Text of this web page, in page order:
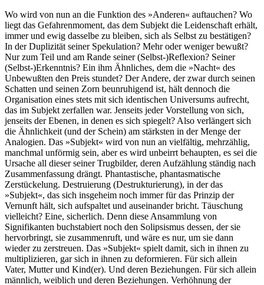
Wo wird von nun an die Funktion des »Anderen« auftauchen? Wo
liegt das Gefahrenmoment, das dem Subjekt die Leidenschaft erhält,
immer und ewig dasselbe zu bleiben, sich als Selbst zu bestätigen?
In der Duplizität seiner Spekulation? Mehr oder weniger bewußt?
Nur zum Teil und am Rande seiner (Selbst-)Reflexion? Seiner
(Selbst-)Erkenntnis? Ein ihm Ähnliches, dem die »Nacht« des
Unbewußten den Preis stundet? Der Andere, der zwar durch seinen
Schatten und seinen Zorn beunruhigend ist, hält dennoch die
Organisation eines stets mit sich identischen Universums aufrecht,
das im Subjekt zerfallen war. Jenseits jeder Vorstellung von sich,
jenseits der Ebenen, in denen es sich spiegelt? Also verlängert sich
die Ähnlichkeit (und der Schein) am stärksten in der Menge der
Analogien. Das »Subjekt« wird von nun an vielfältig, mehrzählig,
manchmal unförmig sein, aber es wird unbeirrt behaupten, es sei die
Ursache all dieser seiner Trugbilder, deren Aufzählung ständig nach
Zusammenfassung drängt. Phantastische, phantasmatische
Zerstückelung. Destruierung (Destrukturierung), in der das
»Subjekt«, das sich insgeheim noch immer für das Prinzip der
Vernunft hält, sich aufspaltet und auseinander bricht. Täuschung
vielleicht? Eine, sicherlich. Denn diese Ansammlung von
Signifikanten buchstabiert noch den Solipsismus dessen, der sie
hervorbringt, sie zusammenruft, und wäre es nur, um sie dann
wieder zu zerstreuen. Das »Subjekt« spielt damit, sich in ihnen zu
multiplizieren, gar sich in ihnen zu deformieren. Für sich allein
Vater, Mutter und Kind(er). Und deren Beziehungen. Für sich allein
männlich, weiblich und deren Beziehungen. Verhöhnung der